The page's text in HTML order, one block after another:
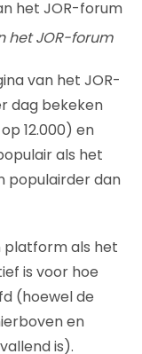
het JOR-forum
van het JOR-
dag bekeken
12.000) en
als het
populairder dan
platform als het
is voor hoe
(hoewel de
en
is).